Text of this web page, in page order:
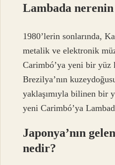
Lambada nerenin
1980’lerin sonlarında,
metalik ve elektronik
Carimbó’ya yeni bir yüz
Brezilya’nın
yaklaşımıyla bilinen bir
yeni Carimbó’ya
Japonya’nın
nedir?